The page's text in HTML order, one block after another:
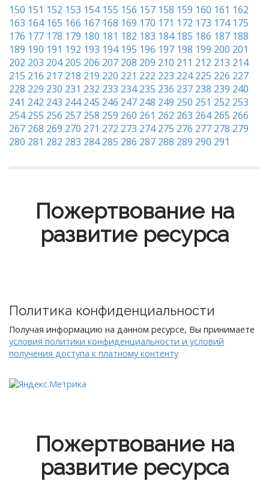
150 151 152 153 154 155 156 157 158 159 160 161 162
163 164 165 166 167 168 169 170 171 172 173 174 175
176 177 178 179 180 181 182 183 184 185 186 187 188
189 190 191 192 193 194 195 196 197 198 199 200 201
202 203 204 205 206 207 208 209 210 211 212 213 214
215 216 217 218 219 220 221 222 223 224 225 226 227
228 229 230 231 232 233 234 235 236 237 238 239 240
241 242 243 244 245 246 247 248 249 250 251 252 253
254 255 256 257 258 259 260 261 262 263 264 265 266
267 268 269 270 271 272 273 274 275 276 277 278 279
280 281 282 283 284 285 286 287 288 289 290 291
Пожертвование на
развитие ресурса
Политика конфиденциальности
Получая информацию на данном ресурсе, Вы принимаете
условия политики конфиденциальности и условий
получения доступа к платному контенту
Пожертвование на
развитие ресурса